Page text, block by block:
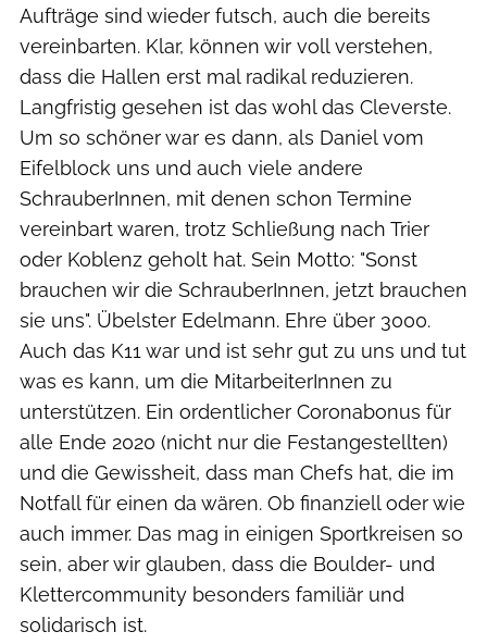
Aufträge sind wieder futsch, auch die bereits
vereinbarten. Klar, können wir voll verstehen,
dass die Hallen erst mal radikal reduzieren.
Langfristig gesehen ist das wohl das Cleverste.
Um so schöner war es dann, als Daniel vom
Eifelblock uns und auch viele andere
SchrauberInnen, mit denen schon Termine
vereinbart waren, trotz Schließung nach Trier
oder Koblenz geholt hat. Sein Motto: "Sonst
brauchen wir die SchrauberInnen, jetzt brauchen
sie uns". Übelster Edelmann. Ehre über 3000.
Auch das K11 war und ist sehr gut zu uns und tut
was es kann, um die MitarbeiterInnen zu
unterstützen. Ein ordentlicher Coronabonus für
alle Ende 2020 (nicht nur die Festangestellten)
und die Gewissheit, dass man Chefs hat, die im
Notfall für einen da wären. Ob finanziell oder wie
auch immer. Das mag in einigen Sportkreisen so
sein, aber wir glauben, dass die Boulder- und
Klettercommunity besonders familiär und
solidarisch ist.